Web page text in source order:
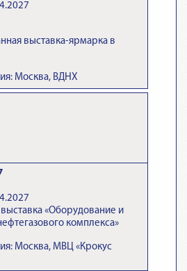
выставка-ярмарка в
Москва, ВДНХ
«Оборудование и
комплекса»
Москва, МВЦ «Крокус